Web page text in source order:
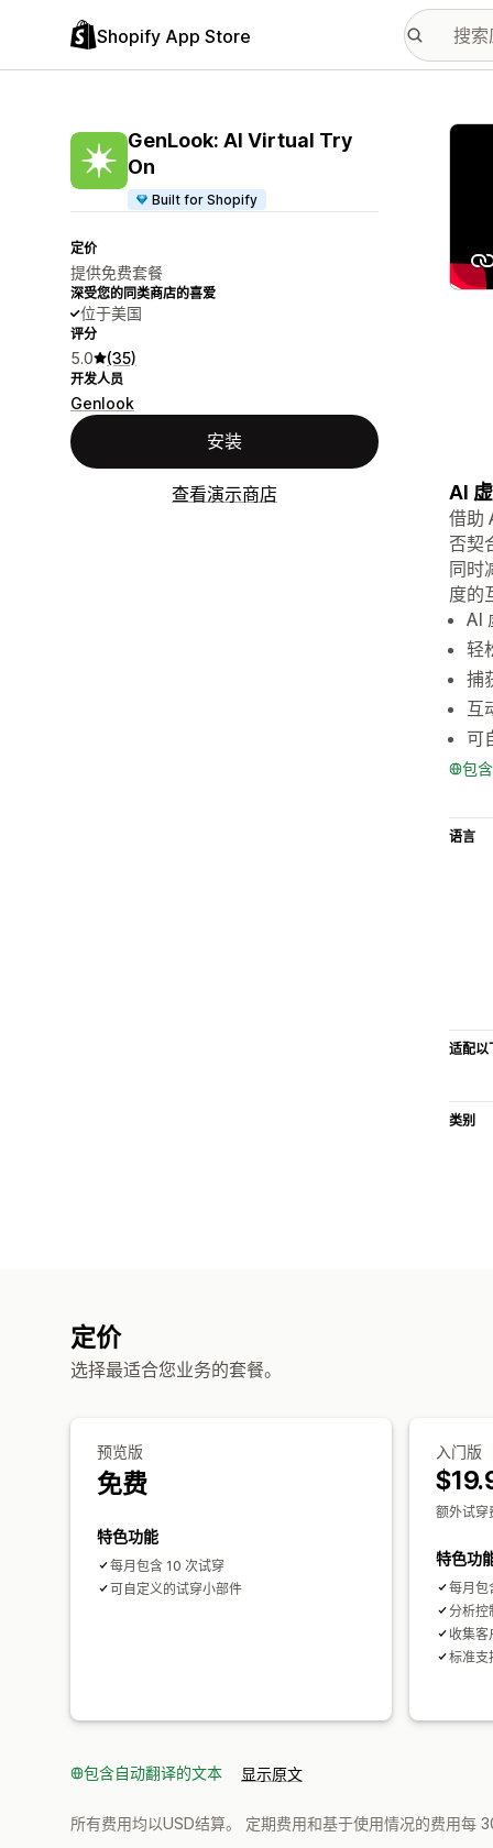
Shopify App Store
GenLook: AI Virtual Try
On
Built for Shopify
定价
提供免费套餐
深受您的同类商店的喜爱
位于美国
评分
5.0 (35)
开发人员
Genlook
安装
查看演示商店
配图
AI
借助
否契
同时
度的
AI
轻
捕
互
可
包
语言
适配以
类别
定价
选择最适合您业务的套餐。
预览版
免费
特色功能
每月包含 10 次试穿
可自定义的试穿小部件
入门版
额外试穿
特色功
每月包
分析控
收集客
标准支
包含自动翻译的文本 显示原文
所有费用均以USD结算。 定期费用和基于使用情况的费用每